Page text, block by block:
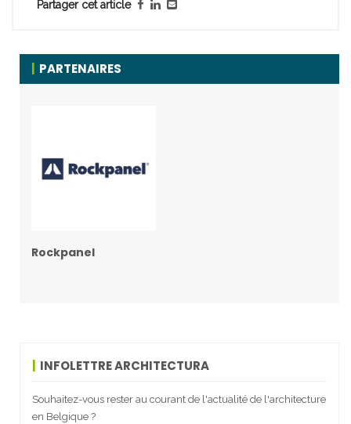
Partager cet article
PARTENAIRES
Rockpanel
INFOLETTRE ARCHITECTURA
Souhaitez-vous rester au courant de l'actualité de l'architecture
en Belgique ?